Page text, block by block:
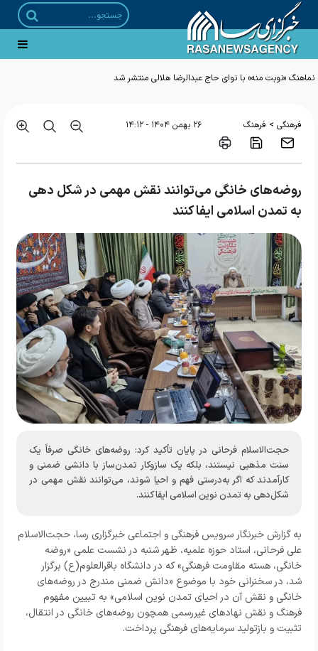
فرهنگی > فرهنگ ۲۶ بهمن ۱۴۰۴ - ۱۴:۱۲
روضه‌های خانگی می‌توانند نقش مهمی در شکل دهی
به تمدن اسلامی ایفا کنند
حجت‌الاسلام فرحانی در پایان تأکید کرد: روضه‌های خانگی صرفاً یک
سنت مذهبی نیستند، بلکه یک سازوکار تمدن‌ساز با دانشی ضمنی و
کارآمدند که اگر به‌درستی فهم و احیا شوند، می‌توانند نقش مهمی در
شکل‌دهی به تمدن نوین اسلامی ایفا کنند.
به گزارش خبرنگار سرویس فرهنگی و اجتماعی خبرگزاری رسا، حجت‌الاسلام
علی فرحانی، استاد حوزه علمیه، ظهر شنبه در نشست علمی «روضه
خانگی، هسته مقاومت فرهنگی» که در دانشگاه باقرالعلوم(ع) برگزار
شد، در سخنرانی خود با موضوع «دانش ضمنی مندرج در روضه‌های
خانگی و نقش آن در احیای تمدن نوین اسلامی» به تبیین مفهوم
فرهنگ و نقش نهادهای غیررسمی همچون روضه‌های خانگی در انتقال،
تثبیت و بازتولید سرمایه‌های فرهنگی پرداخت.